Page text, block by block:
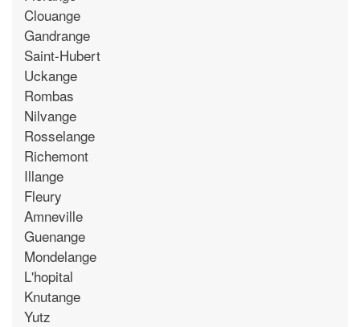
Clouange
Gandrange
Saint-Hubert
Uckange
Rombas
Nilvange
Rosselange
Richemont
Illange
Fleury
Amneville
Guenange
Mondelange
L'hopital
Knutange
Yutz